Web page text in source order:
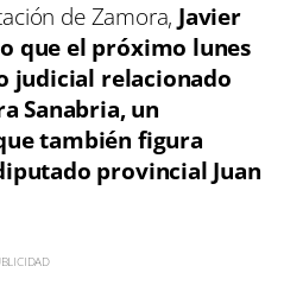
de Zamora, Javier
que el próximo lunes
judicial relacionado
Sanabria, un
también figura
provincial Juan